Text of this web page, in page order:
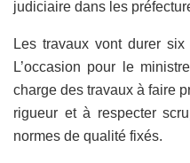
judiciaire dans les
Les travaux vont durer
L’occasion pour le
charge des travaux à faire
rigueur et à respecter
normes de qualité fixés.